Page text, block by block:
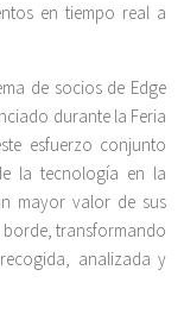
en tiempo real a
de socios de Edge
durante la Feria
esfuerzo conjunto
la tecnología en la
mayor valor de sus
borde, transformando
analizada y